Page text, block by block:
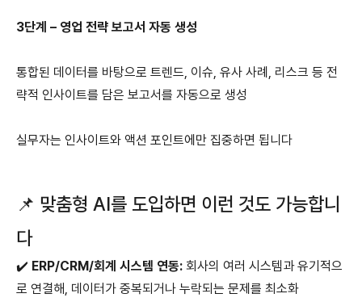
3단계 – 영업 전략 보고서 자동 생성
통합된 데이터를 바탕으로 트렌드, 이슈, 유사 사례, 리스크 등 전
략적 인사이트를 담은 보고서를 자동으로 생성
실무자는 인사이트와 액션 포인트에만 집중하면 됩니다
📌 맞춤형 AI를 도입하면 이런 것도 가능합니
다
✔️ ERP/CRM/회계 시스템 연동: 회사의 여러 시스템과 유기적으
로 연결해, 데이터가 중복되거나 누락되는 문제를 최소화